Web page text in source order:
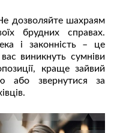
дозволяйте шахраям
брудних справах.
і законність – це
виникнуть сумніви
краще зайвий
або звернутися за